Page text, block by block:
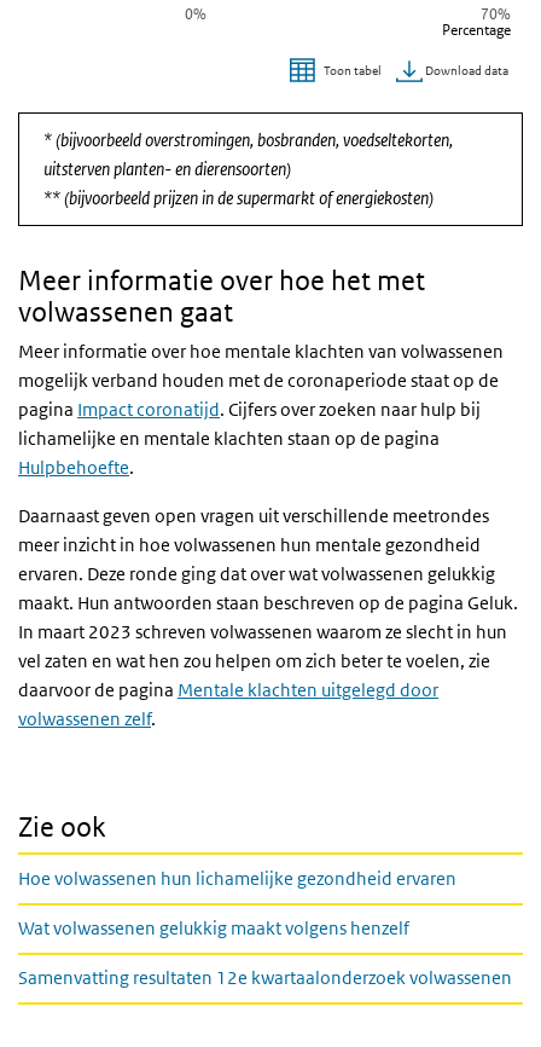
Percentage
0% 70%
Toon tabel Download data
* (bijvoorbeeld overstromingen, bosbranden, voedseltekorten,
uitsterven planten- en dierensoorten)
** (bijvoorbeeld prijzen in de supermarkt of energiekosten)
Meer informatie over hoe het met
volwassenen gaat
Meer informatie over hoe mentale klachten van volwassenen
mogelijk verband houden met de coronaperiode staat op de
pagina Impact coronatijd. Cijfers over zoeken naar hulp bij
lichamelijke en mentale klachten staan op de pagina
Hulpbehoefte.
Daarnaast geven open vragen uit verschillende meetrondes
meer inzicht in hoe volwassenen hun mentale gezondheid
ervaren. Deze ronde ging dat over wat volwassenen gelukkig
maakt. Hun antwoorden staan beschreven op de pagina Geluk.
In maart 2023 schreven volwassenen waarom ze slecht in hun
vel zaten en wat hen zou helpen om zich beter te voelen, zie
daarvoor de pagina Mentale klachten uitgelegd door
volwassenen zelf.
Zie ook
Hoe volwassenen hun lichamelijke gezondheid ervaren
Wat volwassenen gelukkig maakt volgens henzelf
Samenvatting resultaten 12e kwartaalonderzoek volwassenen